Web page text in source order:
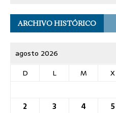
ARCHIVO HISTÓRICO
agosto 2026
D
L M X
2
3 4 5